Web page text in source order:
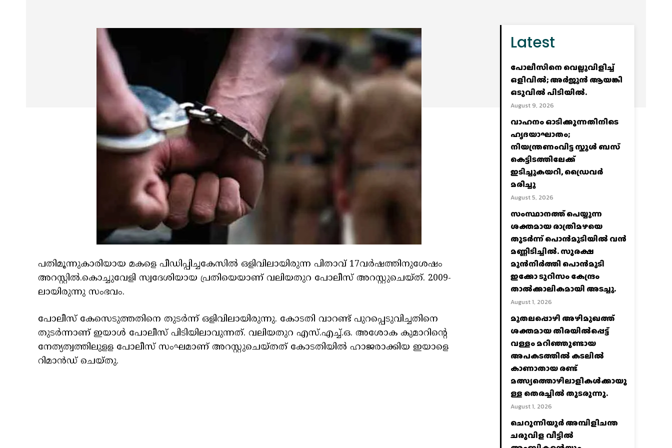
പതിമൂന്നുകാരിയായ മകളെ പീഡിപ്പിച്ചകേസില്‍ ഒളിവിലായിരുന്ന പിതാവ് 17വർഷത്തിനുശേഷം
അറസ്റ്റില്‍.കൊച്ചുവേളി സ്വദേശിയായ പ്രതിയെയാണ് വലിയതുറ പോലീസ് അറസ്റ്റുചെയ്ത്. 2009-
ലായിരുന്നു സംഭവം.
പോലീസ് കേസെടുത്തതിനെ തുടർന്ന് ഒളിവിലായിരുന്നു. കോടതി വാറണ്ട് പുറപ്പെടുവിച്ചതിനെ
തുടർന്നാണ് ഇയാള്‍ പോലീസ് പിടിയിലാവുന്നത്. വലിയതുറ എസ്.എച്ച്‌.ഒ. അശോക കുമാറിന്റെ
നേത്യത്വത്തിലുളള പോലീസ് സംഘമാണ് അറസ്റ്റുചെയ്തത് കോടതിയില്‍ ഹാജരാക്കിയ ഇയാളെ
റിമാൻഡ് ചെയ്തു.
Latest
പോലീസിനെ വെല്ലുവിളിച്ച്‌
ഒളിവില്‍; അര്‍ജുന്‍ ആയങ്കി
ഒടുവില്‍ പിടിയില്‍.
August 9, 2026
വാഹനം ഓടിക്കുന്നതിനിടെ
ഹൃദയാഘാതം;
നിയന്ത്രണംവിട്ട സ്കൂൾ ബസ്
കെട്ടിടത്തിലേക്ക്
ഇടിച്ചുകയറി, ഡ്രൈവർ
മരിച്ചു
August 5, 2026
സംസ്ഥാനത്ത് പെയ്യുന്ന
ശക്തമായ രാത്രിമഴയെ
തുടർന്ന് പൊൻമുടിയില്‍ വൻ
മണ്ണിടിച്ചില്‍. സുരക്ഷ
മുൻനിർത്തി പൊൻമുടി
ഇക്കോ ടൂറിസം കേന്ദ്രം
താല്‍ക്കാലികമായി അടച്ചു.
August 1, 2026
മുതലപ്പൊഴി അഴിമുഖത്ത്
ശക്തമായ തിരയിൽപ്പെട്ട്
വള്ളം മറിഞ്ഞുണ്ടായ
അപകടത്തിൽ കടലിൽ
കാണാതായ രണ്ട്
മത്സ്യത്തൊഴിലാളികൾക്കായു
ള്ള തെരച്ചിൽ തുടരുന്നു.
August 1, 2026
ചെറുന്നിയൂർ അമ്പിളിചന്ത
ചരുവിള വീട്ടിൽ